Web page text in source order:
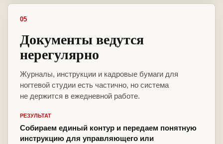
05
Документы ведутся
нерегулярно
Журналы, инструкции и кадровые бумаги для
ногтевой студии есть частично, но система
не держится в ежедневной работе.
РЕЗУЛЬТАТ
Собираем единый контур и передаем понятную
инструкцию для управляющего или